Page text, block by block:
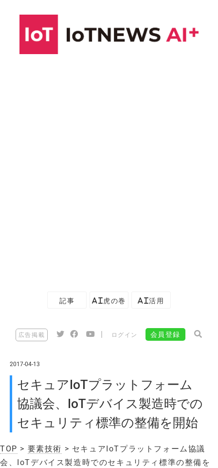
記事 AI虎の巻 AI活用
広告掲載 ログイン 会員登録
2017-04-13
セキュアIoTプラットフォーム
協議会、IoTデバイス製造時での
セキュリティ標準の整備を開始
TOP > 要素技術 > セキュアIoTプラットフォーム協議
会、IoTデバイス製造時でのセキュリティ標準の整備を